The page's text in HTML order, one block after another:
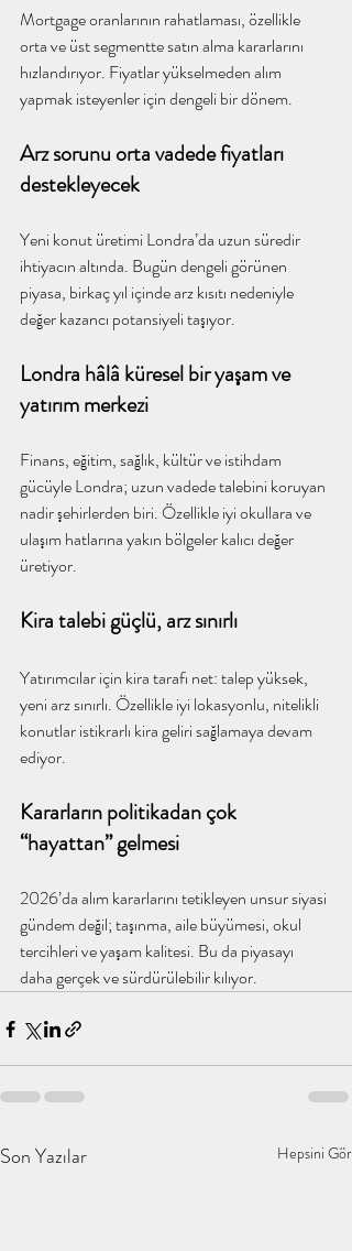
Mortgage oranlarının rahatlaması, özellikle
orta ve üst segmentte satın alma kararlarını
hızlandırıyor. Fiyatlar yükselmeden alım
yapmak isteyenler için dengeli bir dönem.
Arz sorunu orta vadede fiyatları
destekleyecek
Yeni konut üretimi Londra’da uzun süredir
ihtiyacın altında. Bugün dengeli görünen
piyasa, birkaç yıl içinde arz kısıtı nedeniyle
değer kazancı potansiyeli taşıyor.
Londra hâlâ küresel bir yaşam ve
yatırım merkezi
Finans, eğitim, sağlık, kültür ve istihdam
gücüyle Londra; uzun vadede talebini koruyan
nadir şehirlerden biri. Özellikle iyi okullara ve
ulaşım hatlarına yakın bölgeler kalıcı değer
üretiyor.
Kira talebi güçlü, arz sınırlı
Yatırımcılar için kira tarafı net: talep yüksek,
yeni arz sınırlı. Özellikle iyi lokasyonlu, nitelikli
konutlar istikrarlı kira geliri sağlamaya devam
ediyor.
Kararların politikadan çok
“hayattan” gelmesi
2026’da alım kararlarını tetikleyen unsur siyasi
gündem değil; taşınma, aile büyümesi, okul
tercihleri ve yaşam kalitesi. Bu da piyasayı
daha gerçek ve sürdürülebilir kılıyor.
Son Yazılar Hepsini Gör